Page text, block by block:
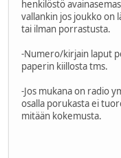
henkilöstö
vallankin jos joukko on
tai ilman porrastusta.
-Numero/kirjain laput
paperin kiillosta tms.
-Jos mukana on radio
osalla porukasta ei
mitään kokemusta.